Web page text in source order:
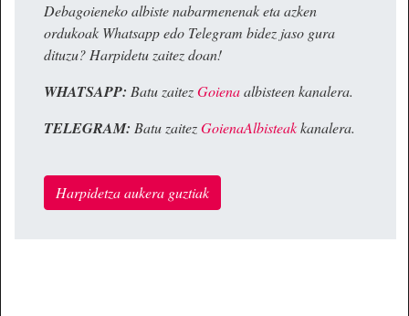
Debagoieneko albiste nabarmenenak eta azken
ordukoak Whatsapp edo Telegram bidez jaso gura
dituzu? Harpidetu zaitez doan!
WHATSAPP: Batu zaitezGoienaalbisteen kanalera.
TELEGRAM: Batu zaitezGoienaAlbisteakkanalera.
Harpidetza aukera guztiak